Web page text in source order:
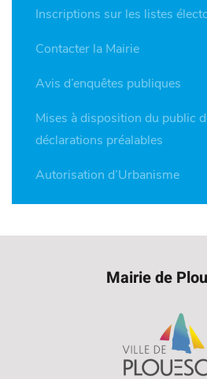
Inscriptions sur les listes
Contacter la Mairie
Avis d’enquêtes publiques
Mises à disposition du public
déclarations préalables
Autorisation d’Urbanisme
Mairie de